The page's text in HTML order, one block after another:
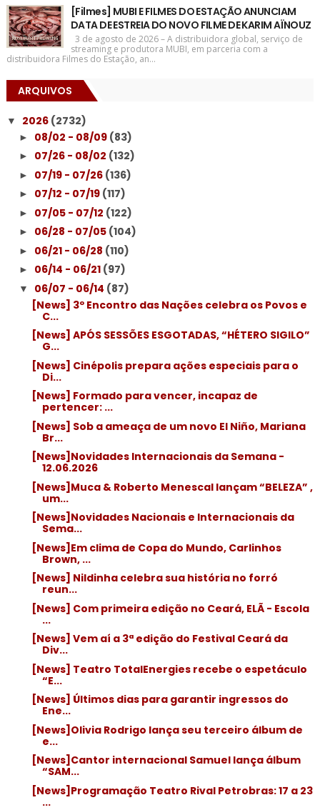
[Filmes] MUBI E FILMES DO ESTAÇÃO ANUNCIAM
DATA DE ESTREIA DO NOVO FILME DE KARIM AÏNOUZ
3 de agosto de 2026 – A distribuidora global, serviço de
streaming e produtora MUBI, em parceria com a
distribuidora Filmes do Estação, an...
ARQUIVOS
▼ 2026 (2732)
► 08/02 - 08/09 (83)
► 07/26 - 08/02 (132)
► 07/19 - 07/26 (136)
► 07/12 - 07/19 (117)
► 07/05 - 07/12 (122)
► 06/28 - 07/05 (104)
► 06/21 - 06/28 (110)
► 06/14 - 06/21 (97)
▼ 06/07 - 06/14 (87)
[News] 3º Encontro das Nações celebra os Povos e
C...
[News] APÓS SESSÕES ESGOTADAS, “HÉTERO SIGILO”
G...
[News] Cinépolis prepara ações especiais para o
Di...
[News] Formado para vencer, incapaz de
pertencer: ...
[News] Sob a ameaça de um novo El Niño, Mariana
Br...
[News]Novidades Internacionais da Semana -
12.06.2026
[News]Muca & Roberto Menescal lançam “BELEZA” ,
um...
[News]Novidades Nacionais e Internacionais da
Sema...
[News]Em clima de Copa do Mundo, Carlinhos
Brown, ...
[News] Nildinha celebra sua história no forró
reun...
[News] Com primeira edição no Ceará, ELÃ - Escola
...
[News] Vem aí a 3ª edição do Festival Ceará da
Div...
[News] Teatro TotalEnergies recebe o espetáculo
“E...
[News] Últimos dias para garantir ingressos do
Ene...
[News]Olivia Rodrigo lança seu terceiro álbum de
e...
[News]Cantor internacional Samuel lança álbum
“SAM...
[News]Programação Teatro Rival Petrobras: 17 a 23
...